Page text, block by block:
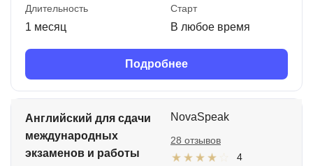
Длительность
1 месяц
Старт
В любое время
Подробнее
Английский для сдачи
международных
экзаменов и работы
NovaSpeak
4
28 отзывов